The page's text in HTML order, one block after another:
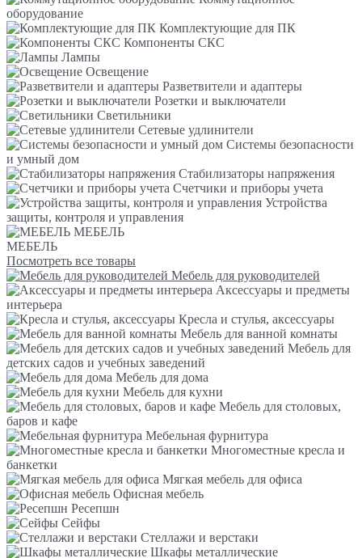
оборудование
Комплектующие для ПК
Компоненты СКС
Лампы
Освещение
Разветвители и адаптеры
Розетки и выключатели
Светильники
Сетевые удлинители
Системы безопасности
и умный дом
Стабилизаторы напряжения
Счетчики и приборы учета
Устройства
защиты, контроля и управления
МЕБЕЛЬ
МЕБЕЛЬ
Посмотреть все товары
Мебель для руководителей
Аксессуары и предметы
интерьера
Кресла и стулья, аксессуары
Мебель для ванной комнаты
Мебель для
детских садов и учебных заведений
Мебель для дома
Мебель для кухни
Мебель для столовых,
баров и кафе
Мебельная фурнитура
Многоместные кресла и
банкетки
Мягкая мебель для офиса
Офисная мебель
Ресепшн
Сейфы
Стеллажи и верстаки
Шкафы металлические